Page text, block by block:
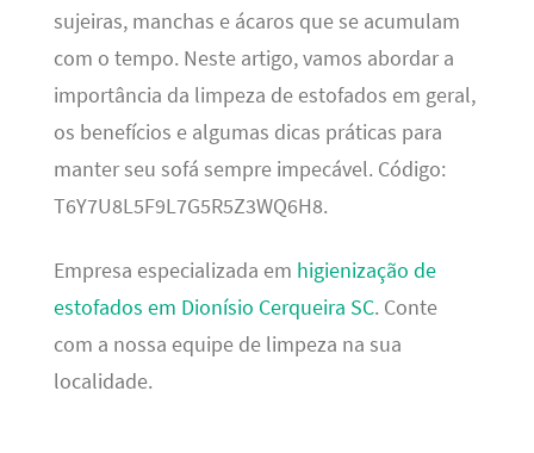
sujeiras, manchas e ácaros que se acumulam
com o tempo. Neste artigo, vamos abordar a
importância da limpeza de estofados em geral,
os benefícios e algumas dicas práticas para
manter seu sofá sempre impecável. Código:
T6Y7U8L5F9L7G5R5Z3WQ6H8.
Empresa especializada em higienização de
estofados em Dionísio Cerqueira SC. Conte
com a nossa equipe de limpeza na sua
localidade.